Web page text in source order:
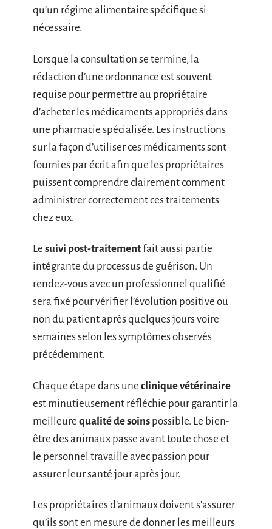
qu’un régime alimentaire spécifique si
nécessaire.
Lorsque la consultation se termine, la
rédaction d’une ordonnance est souvent
requise pour permettre au propriétaire
d’acheter les médicaments appropriés dans
une pharmacie spécialisée. Les instructions
sur la façon d’utiliser ces médicaments sont
fournies par écrit afin que les propriétaires
puissent comprendre clairement comment
administrer correctement ces traitements
chez eux.
Le suivi post-traitementfait aussi partie
intégrante du processus de guérison. Un
rendez-vous avec un professionnel qualifié
sera fixé pour vérifier l’évolution positive ou
non du patient après quelques jours voire
semaines selon les symptômes observés
précédemment.
Chaque étape dans une clinique vétérinaire
est minutieusement réfléchie pour garantir la
meilleure qualité de soins possible. Le bien-
être des animaux passe avant toute chose et
le personnel travaille avec passion pour
assurer leur santé jour après jour.
Les propriétaires d’animaux doivent s’assurer
qu’ils sont en mesure de donner les meilleurs